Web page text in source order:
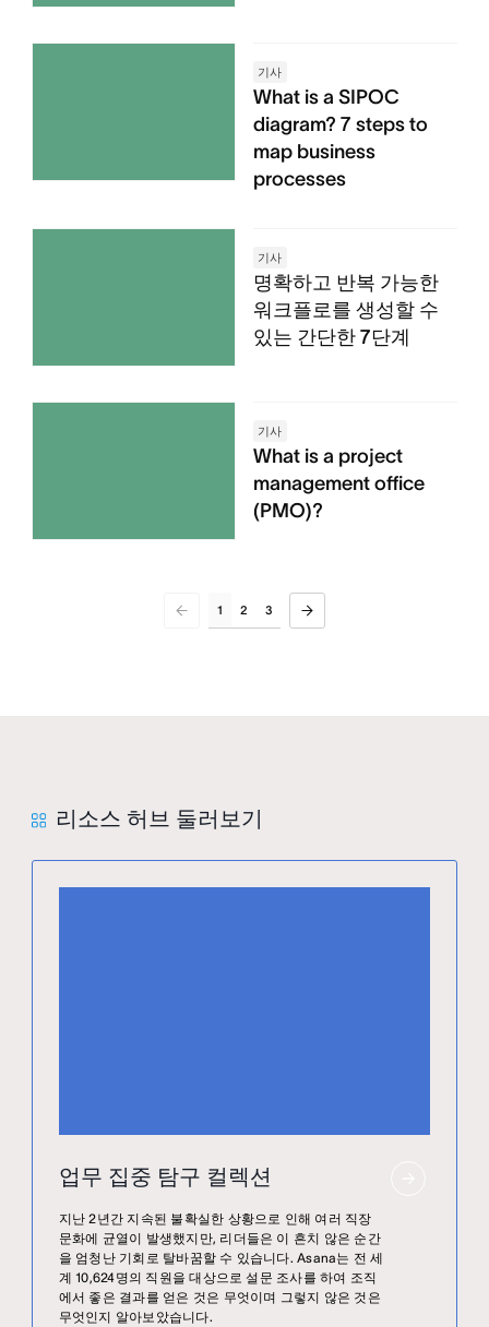
기사
What is a SIPOC
diagram? 7 steps to
map business
processes
기사
명확하고 반복 가능한
워크플로를 생성할 수
있는 간단한 7단계
기사
What is a project
management office
(PMO)?
1 2 3
리소스 허브 둘러보기
업무 집중 탐구 컬렉션
지난 2년간 지속된 불확실한 상황으로 인해 여러 직장
문화에 균열이 발생했지만, 리더들은 이 흔치 않은 순간
을 엄청난 기회로 탈바꿈할 수 있습니다. Asana는 전 세
계 10,624명의 직원을 대상으로 설문 조사를 하여 조직
에서 좋은 결과를 얻은 것은 무엇이며 그렇지 않은 것은
무엇인지 알아보았습니다.